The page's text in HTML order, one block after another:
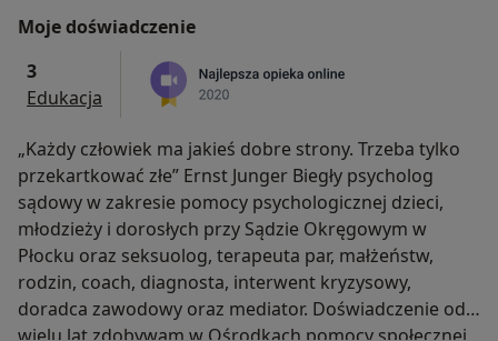
Moje doświadczenie
3
Edukacja
„Każdy człowiek ma jakieś dobre strony. Trzeba tylko
przekartkować złe” Ernst Junger Biegły psycholog
sądowy w zakresie pomocy psychologicznej dzieci,
młodzieży i dorosłych przy Sądzie Okręgowym w
Płocku oraz seksuolog, terapeuta par, małżeństw,
rodzin, coach, diagnosta, interwent kryzysowy,
doradca zawodowy oraz mediator. Doświadczenie od
wielu lat zdobywam w Ośrodkach pomocy społecznej,